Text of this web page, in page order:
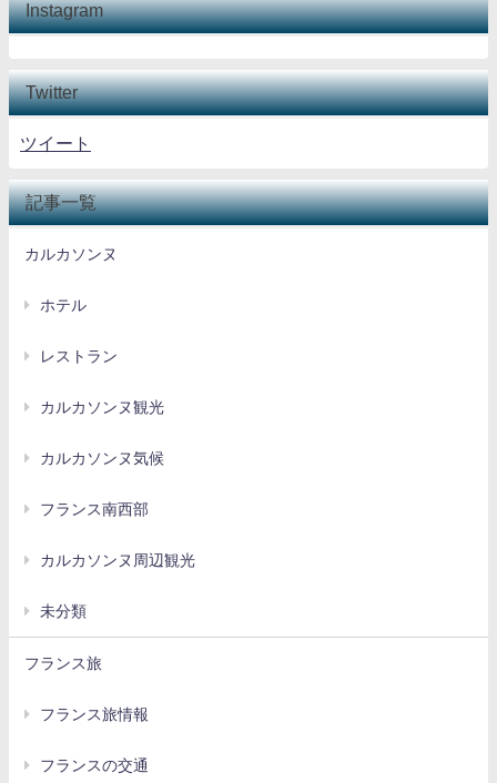
Instagram
Twitter
ツイート
記事一覧
カルカソンヌ
ホテル
レストラン
カルカソンヌ観光
カルカソンヌ気候
フランス南西部
カルカソンヌ周辺観光
未分類
フランス旅
フランス旅情報
フランスの交通